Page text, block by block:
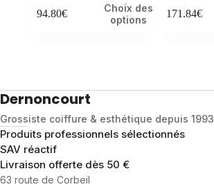
94.80€
Choix des
options
produit
peuvent
être
choisies
sur
la
page
du
produit
171.84€
Dernoncourt
Grossiste coiffure & esthétique depuis 1993
Produits professionnels sélectionnés
SAV réactif
Livraison offerte dès 50 €
63 route de Corbeil